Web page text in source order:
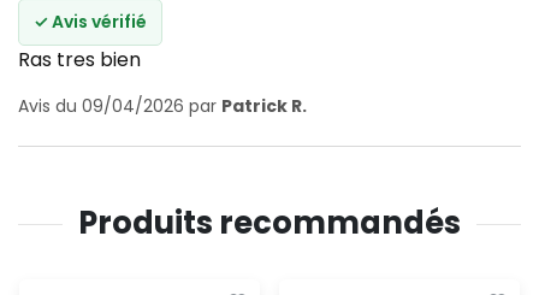
✓ Avis vérifié
Ras tres bien
Avis du 09/04/2026 par Patrick R.
Produits recommandés